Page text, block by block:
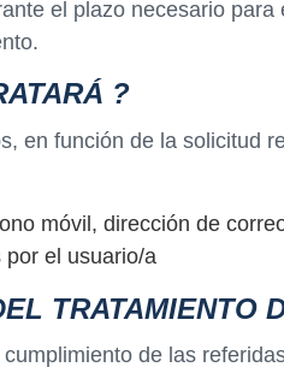
el plazo necesario
?
en función de la solicitud
móvil, dirección de
el usuario/a
TRATAMIENTO
de las